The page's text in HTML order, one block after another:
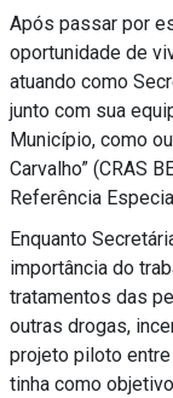
Após passar por
oportunidade de
atuando como
junto com sua
Município, como
Carvalho” (CRAS
Referência
Enquanto
importância do
tratamentos das
outras drogas,
projeto piloto
tinha como